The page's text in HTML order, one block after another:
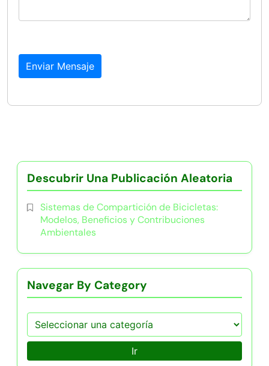
Enviar Mensaje
Descubrir Una Publicación Aleatoria
Sistemas de Compartición de Bicicletas:
Modelos, Beneficios y Contribuciones
Ambientales
Navegar By Category
Ir